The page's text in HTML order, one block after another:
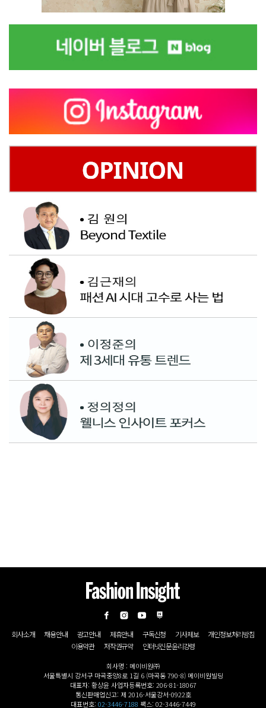
회사소개 채용안내 광고안내 제휴안내 구독신청 기사제보
개인정보처리방침
이용약관
저작권규약 인터넷신문윤리강령
회사명 : 메이비원㈜
서울특별시 강서구 마곡중앙8로 1길 6 (마곡동 790-8) 메이비원빌딩
대표자: 황상윤 사업자등록번호: 206-81-18067
통신판매업신고: 제 2016-서울강서-0922호
대표번호: 02-3446-7188 팩스: 02-3446-7449